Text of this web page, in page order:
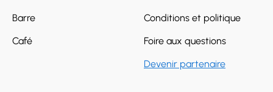
Barre
Café
Conditions et politique
Foire aux questions
Devenir partenaire